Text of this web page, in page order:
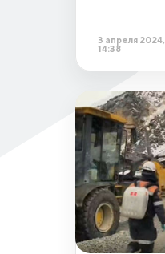
3 апреля 2024,
14:38